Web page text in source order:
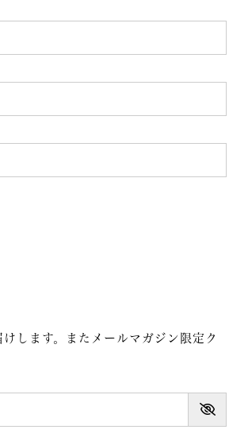
します。またメールマガジン限定ク